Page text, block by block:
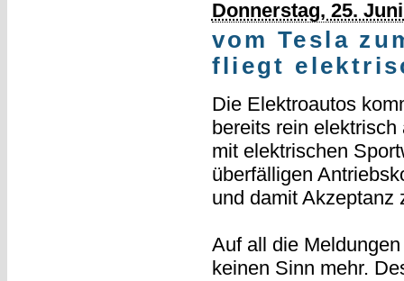
Donnerstag, 25.
vom Tesla
fliegt
Die Elektroautos
bereits rein
mit elektrischen
überfälligen
und damit Akzeptanz
Auf all die
keinen Sinn mehr.